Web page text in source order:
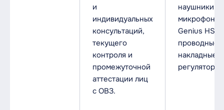
и
индивидуальных
консультаций,
текущего
контроля и
промежуточной
аттестации лиц
с ОВЗ.
наушники с
микрофоном
Genius HS-
проводные
накладные с
регулятором